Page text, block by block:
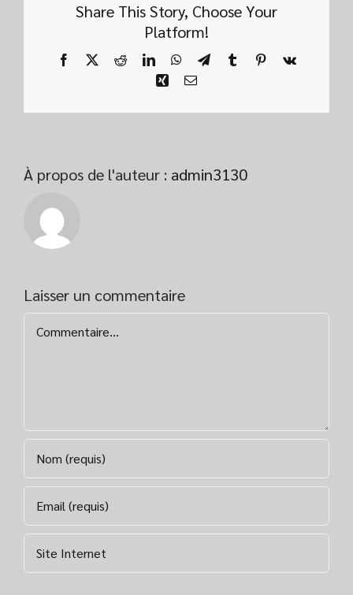
Share This Story, Choose Your
Platform!
Facebook
X RedditLinkedInWhatsApp
TelegramTumblrPinterest
Vk
Xing Email
À propos de l'auteur : admin3130
Laisser un commentaire
Commentaire